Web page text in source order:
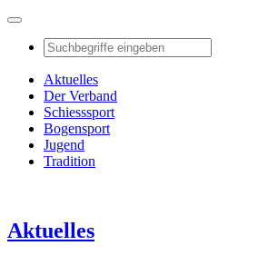
Aktuelles
Der Verband
Schiesssport
Bogensport
Jugend
Tradition
Aktuelles